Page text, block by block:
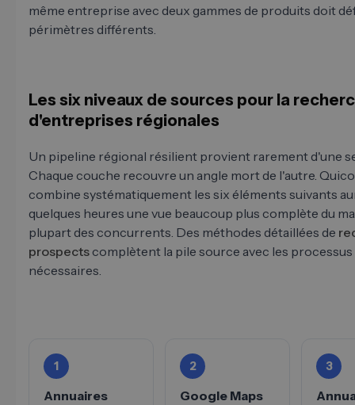
même entreprise avec deux gammes de produits doit
périmètres différents.
Les six niveaux de sources pour la
d'entreprises régionales
Un pipeline régional résilient provient rarement d'une
Chaque couche recouvre un angle mort de l'autre.
combine systématiquement les six éléments suivants
quelques heures une vue beaucoup plus complète du
plupart des concurrents. Des méthodes détaillées de
prospects complètent la pile source avec les processus
nécessaires.
1
Annuaires
2
Google Maps
3